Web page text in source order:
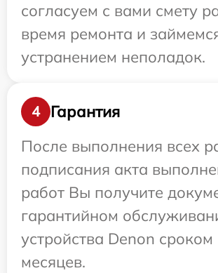
согласуем с вами смету
время ремонта и
устранением неполадок.
4
Гарантия
После выполнения всех
подписания акта
работ Вы получите
гарантийном
устройства Denon
месяцев.